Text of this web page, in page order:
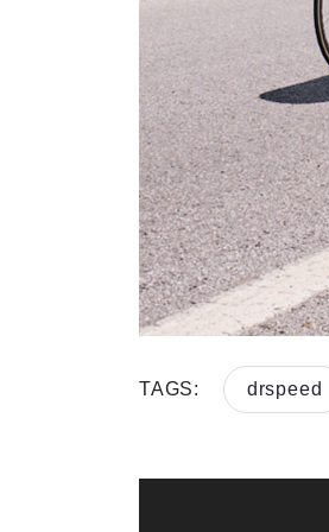
TAGS: drspeed